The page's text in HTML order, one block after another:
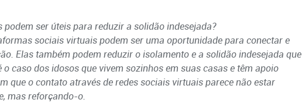
podem ser úteis para reduzir a solidão indesejada?
sociais virtuais podem ser uma oportunidade para conectar e
Elas também podem reduzir o isolamento e a solidão indesejada que
caso dos idosos que vivem sozinhos em suas casas e têm apoio
que o contato através de redes sociais virtuais parece não estar
mas reforçando-o.